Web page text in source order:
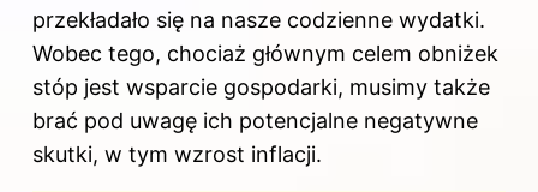
przekładało się na nasze codzienne wydatki.
Wobec tego, chociaż głównym celem obniżek
stóp jest wsparcie gospodarki, musimy także
brać pod uwagę ich potencjalne negatywne
skutki, w tym wzrost inflacji.